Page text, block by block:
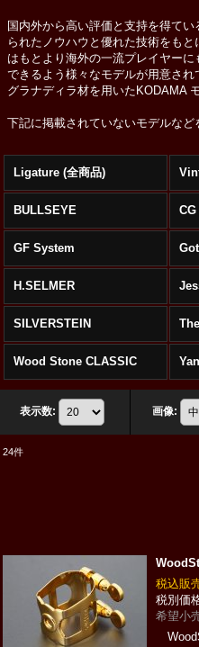
国内外から高い評価と支持を得て
られたノウハウと優れた技術をも
はもとより海外の一流プレイヤー
できるよう様々なモデルが用意さ
グラナディラ材を用いたKODAMA
下記に掲載されていないモデルな
Ligature (全商品)
BULLSEYE
GF System
H.SELMER
SILVERSTEIN
Wood Stone CLASSIC
表示数: 画像:
24件
税込
希望小